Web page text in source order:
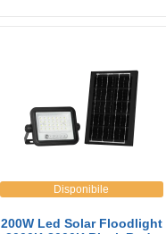
Disponibile
200W Led Solar Floodlight